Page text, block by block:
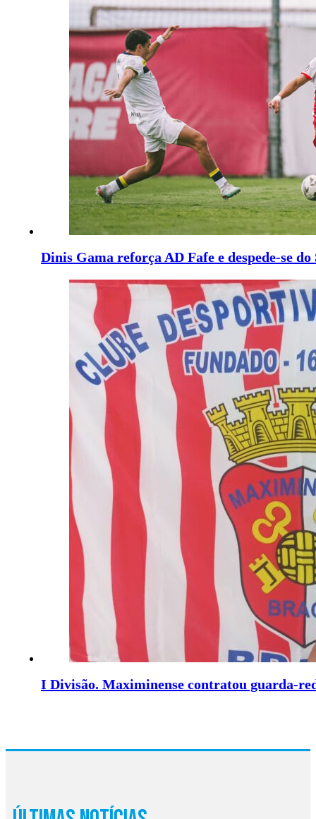
Dinis Gama reforça AD Fafe e despede-se do
I Divisão. Maximinense contratou guarda-